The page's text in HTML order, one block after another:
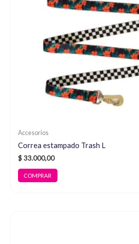
Accesorios
Correa estampado Trash L
$33.000,00
COMPRAR